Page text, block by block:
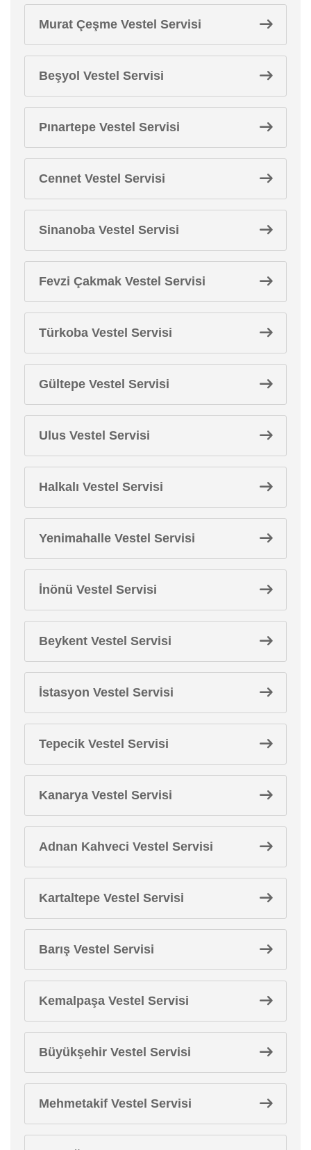
Murat Çeşme Vestel Servisi
Beşyol Vestel Servisi
Pınartepe Vestel Servisi
Cennet Vestel Servisi
Sinanoba Vestel Servisi
Fevzi Çakmak Vestel Servisi
Türkoba Vestel Servisi
Gültepe Vestel Servisi
Ulus Vestel Servisi
Halkalı Vestel Servisi
Yenimahalle Vestel Servisi
İnönü Vestel Servisi
Beykent Vestel Servisi
İstasyon Vestel Servisi
Tepecik Vestel Servisi
Kanarya Vestel Servisi
Adnan Kahveci Vestel Servisi
Kartaltepe Vestel Servisi
Barış Vestel Servisi
Kemalpaşa Vestel Servisi
Büyükşehir Vestel Servisi
Mehmetakif Vestel Servisi